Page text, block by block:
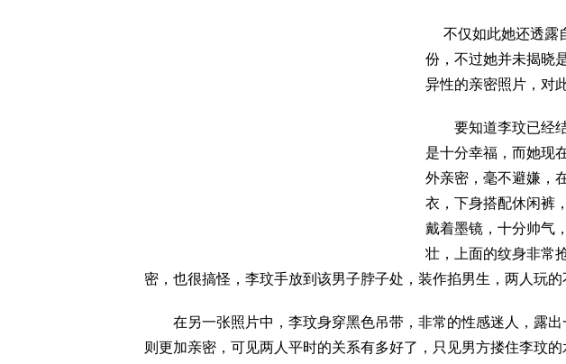
不仅如此她还透露
份，不过她并未揭晓
异性的亲密照片，对
要知道李玟已经结
是十分幸福，而她现
外亲密，毫不避嫌，
衣，下身搭配休闲裤
戴着墨镜，十分帅气
壮，上面的纹身非常
密，也很搞怪，李玟手放到该男子脖子处，装作掐男生，两人玩的
在另一张照片中，李玟身穿黑色吊带，非常的性感迷人，露出
则更加亲密，可见两人平时的关系有多好了，只见男方搂住李玟